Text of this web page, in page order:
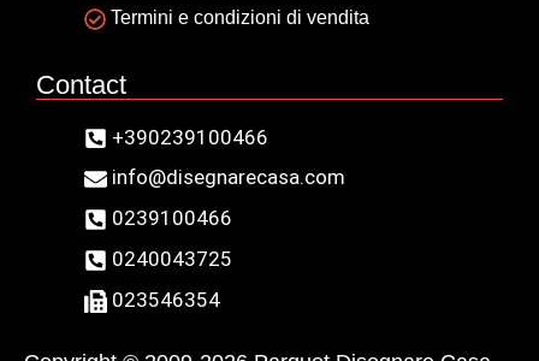
Termini e condizioni di vendita
Contact
+390239100466
info@disegnarecasa.com
0239100466
0240043725
023546354